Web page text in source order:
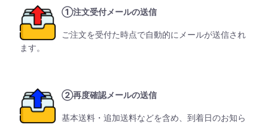
①注文受付メールの送信
ご注文を受付た時点で自動的にメールが送信され
ます。
②再度確認メールの送信
基本送料・追加送料などを含め、到着日のお知ら